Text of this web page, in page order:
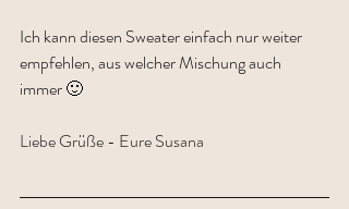
Ich kann diesen Sweater einfach nur weiter
empfehlen, aus welcher Mischung auch
immer 🙂
Liebe Grüße - Eure Susana